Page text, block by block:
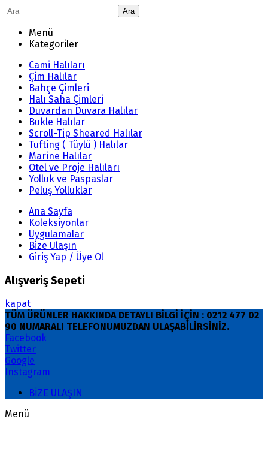
Ara
Menü
Kategoriler
Cami Halıları
Çim Halılar
Bahçe Çimleri
Halı Saha Çimleri
Duvardan Duvara Halılar
Bukle Halılar
Scroll-Tip Sheared Halılar
Tufting ( Tüylü ) Halılar
Marine Halılar
Otel ve Proje Halıları
Yolluk ve Paspaslar
Peluş Yolluklar
Ana Sayfa
Koleksiyonlar
Uygulamalar
Bize Ulaşın
Giriş Yap / Üye Ol
Alışveriş Sepeti
kapat
TÜM ÜRÜNLER HAKKINDA DETAYLI BİLGİ İÇİN : 0212 477 02
90 NUMARALI TELEFONUMUZDAN ULAŞABİLİRSİNİZ.
Facebook
Twitter
Google
Instagram
BİZE ULAŞIN
Menü